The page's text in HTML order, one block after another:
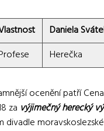
Daniela
Herečka
ocenění patří
za výjimečný herecký
divadle